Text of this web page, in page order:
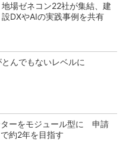
地場ゼネコン22社が集結、建
設DXやAIの実践事例を共有
んでもないレベルに
ターをモジュール型に 申請
約2年を目指す